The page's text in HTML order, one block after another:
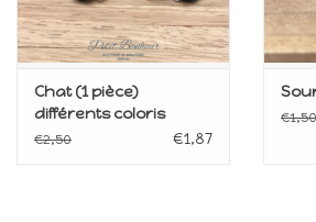
Chat (1 pièce)
différents coloris
€2,50 €1,87
€1,50